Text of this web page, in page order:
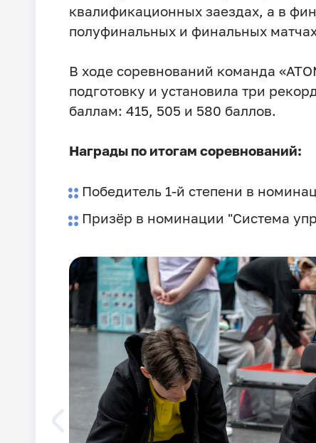
квалификационных заездах, а в
полуфинальных и финальных
В ходе соревнований команда
подготовку и установила три
баллам: 415, 505 и 580 баллов.
Награды по итогам соревнований:
Победитель 1-й степени в
Призёр в номинации "Система